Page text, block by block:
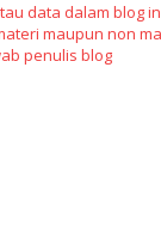
data dalam blog
maupun non
penulis blog